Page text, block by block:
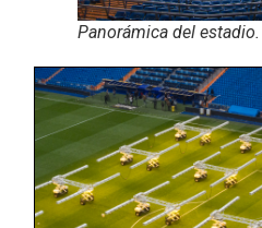
Panorámica del estadio.